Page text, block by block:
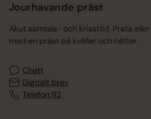
Jourhavande präst
Akut samtals- och krisstöd. Prata
med en präst på kvällar och nätter.
Chatt
Digitalt brev
Telefon 112